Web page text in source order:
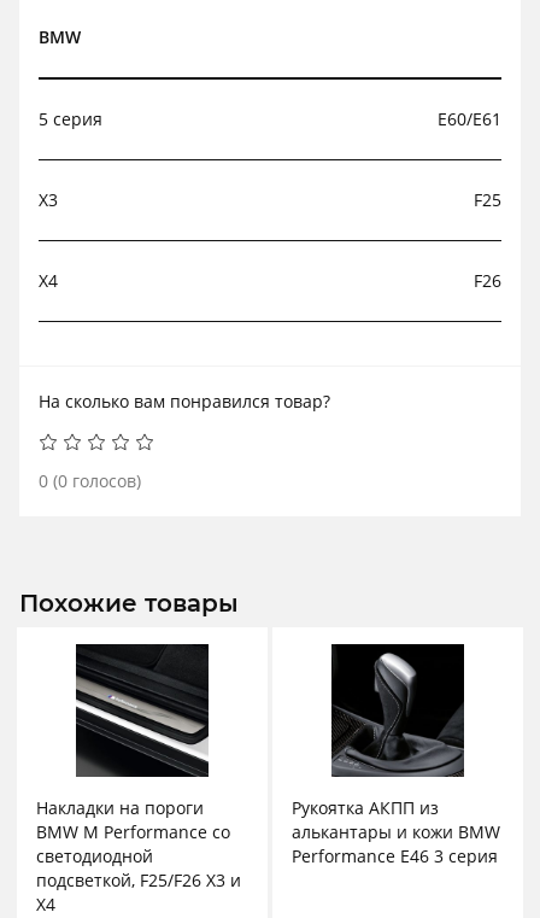
BMW
5 серия E60/E61
X3 F25
X4 F26
На сколько вам понравился товар?
0 (0 голосов)
Похожие товары
Накладки на пороги
BMW M Performance со
светодиодной
подсветкой, F25/F26 X3 и
X4
Рукоятка АКПП из
алькантары и кожи BMW
Performance E46 3 серия